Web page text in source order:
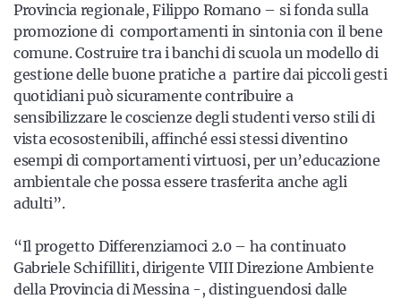
Provincia regionale, Filippo Romano – si fonda sulla
promozione di comportamenti in sintonia con il bene
comune. Costruire tra i banchi di scuola un modello di
gestione delle buone pratiche a partire dai piccoli gesti
quotidiani può sicuramente contribuire a
sensibilizzare le coscienze degli studenti verso stili di
vista ecosostenibili, affinché essi stessi diventino
esempi di comportamenti virtuosi, per un’educazione
ambientale che possa essere trasferita anche agli
adulti”.
“Il progetto Differenziamoci 2.0 – ha continuato
Gabriele Schifilliti, dirigente VIII Direzione Ambiente
della Provincia di Messina -, distinguendosi dalle